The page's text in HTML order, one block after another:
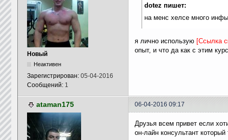
Новый
Неактивен
Зарегистрирован: 05-04-2016
Сообщений: 1
dotez пишет:
на менс хелсе много
я лично использую [Ссылка
опыт, и что да как с этим
ataman175 06-04-2016 09:17
Друзья всем привет если
он-лайн консультант